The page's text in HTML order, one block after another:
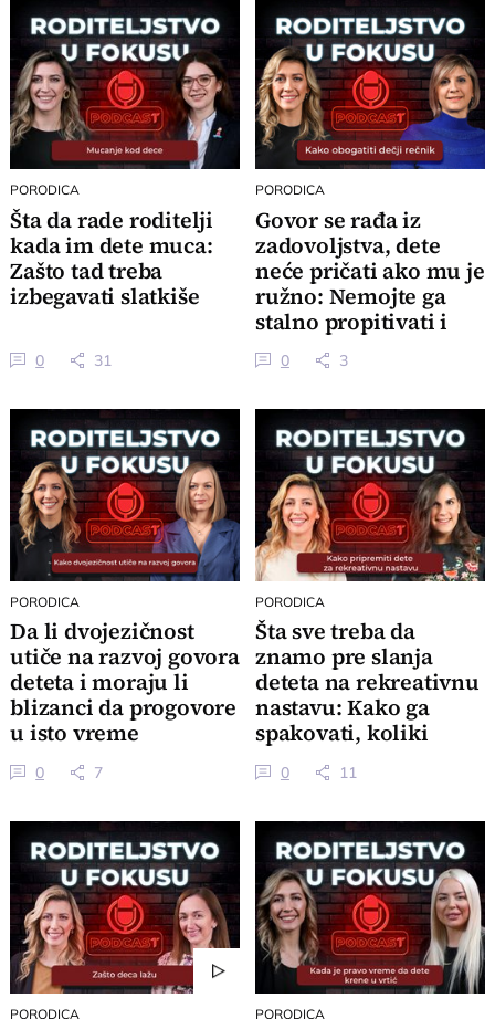
PORODICA
Šta da rade roditelji
kada im dete muca:
Zašto tad treba
izbegavati slatkiše
0 31
PORODICA
Govor se rađa iz
zadovoljstva, dete
neće pričati ako mu je
ružno: Nemojte ga
stalno propitivati i
testirati
0 3
PORODICA
Da li dvojezičnost
utiče na razvoj govora
deteta i moraju li
blizanci da progovore
u isto vreme
0 7
PORODICA
Šta sve treba da
znamo pre slanja
deteta na rekreativnu
nastavu: Kako ga
spakovati, koliki
džeparac poneti
0 11
PORODICA PORODICA